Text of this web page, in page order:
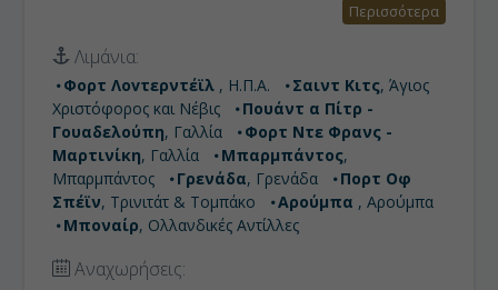
Πρωτεύουσα της
Μαρτινίκης, υπερπόντιας περιοχής της Γαλλίας, μία
απο τις μεγαλύτερες πόλεις της καραϊβικής με
πληθυσμό 90.000 κατοίκους.
• Μπαρμπάντος:Με μεγάλη τροπική βλάστηση,
γαλάζια και τυρκουάζ νερά, καταπληκτικές παραλίες
που καλύπτουν έκταση περίπου 100 μιλίων τα
Μπαρμπάντος είναι ένας από τους πλέον δημοφιλείς
παγκόσμιους τουριστικούς προορισμούς.
• Γρενάδα:Το νησί που ανακαλύφθηκε το 1948 απο
τον Κολόμβο, η Γρενάδα είναι χώρα στην Καραιβική
θάλασσα.
• Πορτ Oφ Σπέϊν: Port of Spain, είναι η
πρωτεύουσα της Δημοκρατίας του Τρινιδάδ και
Τομπάγκο και ο τρίτος σε μέγεθος δήμος της χώρας.
Περισσότερα
Λιμάνια:
Φορτ Λοvτερντέϊλ , Η.Π.Α. Σαιντ Κιτς, Άγιος
Χριστόφορος και Νέβις
Πουάντ α Πίτρ -
Γουαδελούπη, Γαλλία
Φορτ Ντε Φρανς -
Μαρτινίκη, Γαλλία Μπαρμπάντος,
Μπαρμπάντος
Γρενάδα, Γρενάδα
Πορτ Oφ
Σπέϊν, Τρινιτάτ & Τομπάκο Αρούμπα , Αρούμπα
Μποναίρ, Ολλανδικές Αντίλλες
Αναχωρήσεις: